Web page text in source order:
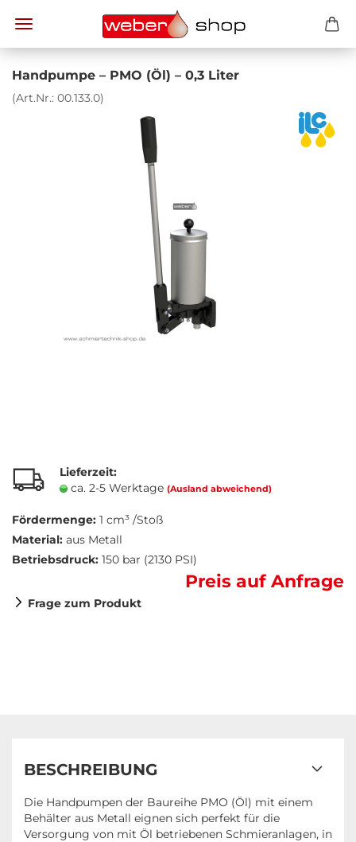
Hand­pum­pe – PMO (Öl) – 0,3 Liter
(Art.Nr.: 00.133.0)
Lieferzeit:
ca. 2-5 Werktage (Ausland abweichend)
Fördermenge: 1 cm³ /Stoß
Material: aus Metall
Betriebsdruck: 150 bar (2130 PSI)
Preis auf Anfrage
Frage zum Produkt
BESCHREIBUNG
Die Handpumpen der Baureihe PMO (Öl) mit einem
Behälter aus Metall eignen sich perfekt für die
Versorgung von mit Öl betriebenen Schmieranlagen, in